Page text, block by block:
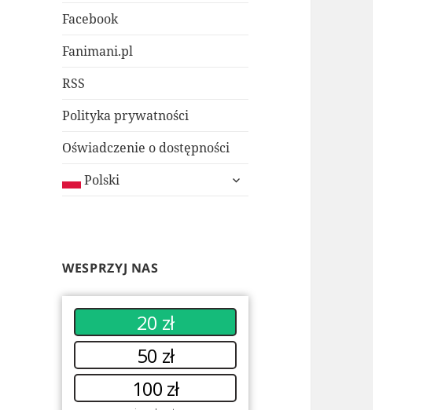
Facebook
Fanimani.pl
RSS
Polityka prywatności
Oświadczenie o dostępności
Polski
rozwiń
WESPRZYJ NAS
20 zł
50 zł
100 zł